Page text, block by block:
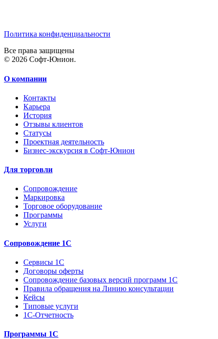
Политика конфиденциальности
Все права защищены
© 2026 Софт-Юнион.
О компании
Контакты
Карьера
История
Отзывы клиентов
Статусы
Проектная деятельность
Бизнес-экскурсия в Софт-Юнион
Для торговли
Сопровождение
Маркировка
Торговое оборудование
Программы
Услуги
Сопровождение 1С
Сервисы 1С
Договоры оферты
Сопровождение базовых версий программ 1С
Правила обращения на Линию консультации
Кейсы
Типовые услуги
1С-Отчетность
Программы 1С